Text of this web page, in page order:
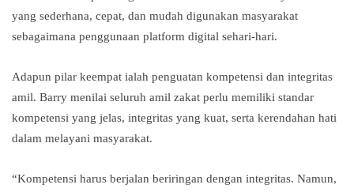
yang sederhana, cepat, dan mudah digunakan masyarakat
sebagaimana penggunaan platform digital sehari-hari.
Adapun pilar keempat ialah penguatan kompetensi dan integritas
amil. Barry menilai seluruh amil zakat perlu memiliki standar
kompetensi yang jelas, integritas yang kuat, serta kerendahan hati
dalam melayani masyarakat.
“Kompetensi harus berjalan beriringan dengan integritas. Namun,